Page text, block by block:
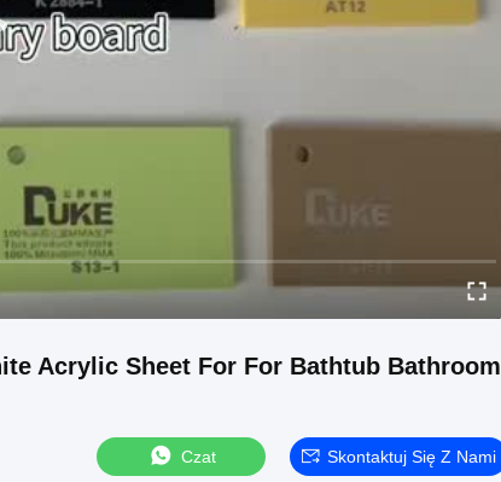
Acrylic Sheet For For Bathtub Bathroom
Czat Skontaktuj Się Z Nami